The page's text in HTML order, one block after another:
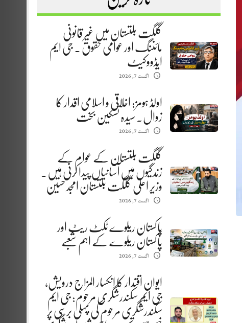
گلگت بلتستان میں غیر قانونی
مائننگ اور عوامی حقوق . جی ایم
ایڈووکیٹ
اگست 7, 2026
اولڈ ہومز: اخلاقی و اسلامی اقدار کا
زوال. سیدہ تسکین بخت
اگست 7, 2026
گلگت بلتستان کے عوام کے
زندگیوں میں آسانیاں پیدا کرنی ہیں.
وزیر اعلیٰ گلگت بلتستان امجد حسین
اگست 7, 2026
پاکستان ریلوے ٹکٹ ریٹ اور
پاکستان ریلوے کے اہم شعبے
اگست 7, 2026
ایوانِ اقتدار کا انکسار المزاج درویش،
جی ایم سکندرشگری مرحوم: جی ایم
سکندرشگری مرحوم کی پہلی برسی پر